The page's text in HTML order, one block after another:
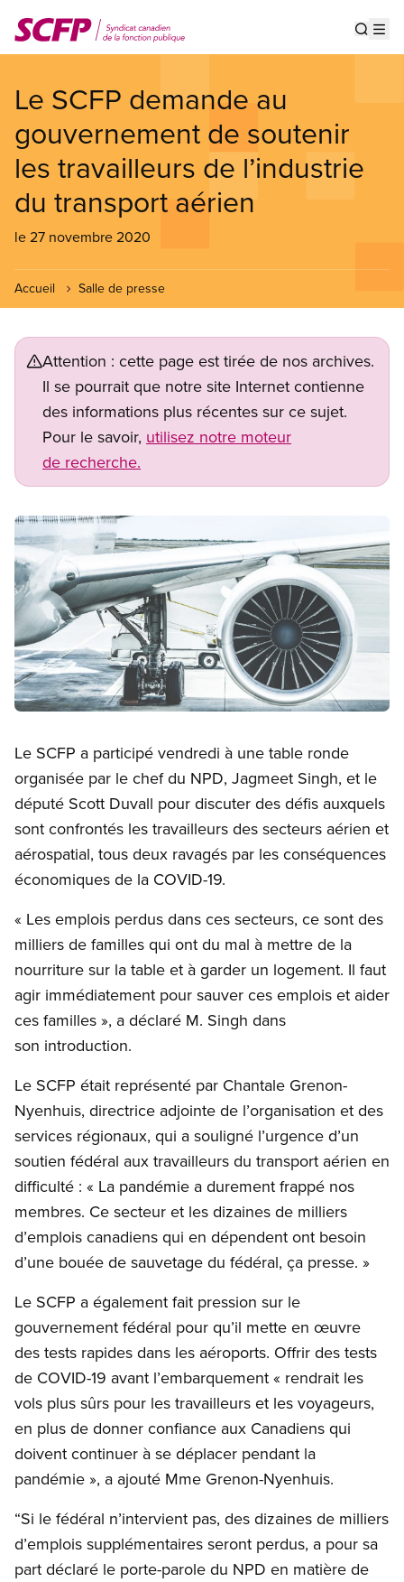
au
contenu
Le SCFP demande au
gouvernement de soutenir
les travailleurs de l’industrie
du transport aérien
le 27 novembre 2020
Accueil Salle de presse
Attention : cette page est tirée de nos archives.
Il se pourrait que notre site Internet contienne
des informations plus récentes sur ce sujet.
Pour le savoir, utilisez notre moteur
de recherche.
Image
Le SCFP a participé vendredi à une table ronde
organisée par le chef du NPD, Jagmeet Singh, et le
député Scott Duvall pour discuter des défis auxquels
sont confrontés les travailleurs des secteurs aérien et
aérospatial, tous deux ravagés par les conséquences
économiques de la COVID-19.
« Les emplois perdus dans ces secteurs, ce sont des
milliers de familles qui ont du mal à mettre de la
nourriture sur la table et à garder un logement. Il faut
agir immédiatement pour sauver ces emplois et aider
ces familles », a déclaré M. Singh dans
son introduction.
Le SCFP était représenté par Chantale Grenon-
Nyenhuis, directrice adjointe de l’organisation et des
services régionaux, qui a souligné l’urgence d’un
soutien fédéral aux travailleurs du transport aérien en
difficulté : « La pandémie a durement frappé nos
membres. Ce secteur et les dizaines de milliers
d’emplois canadiens qui en dépendent ont besoin
d’une bouée de sauvetage du fédéral, ça presse. »
Le SCFP a également fait pression sur le
gouvernement fédéral pour qu’il mette en œuvre
des tests rapides dans les aéroports. Offrir des tests
de COVID-19 avant l’embarquement « rendrait les
vols plus sûrs pour les travailleurs et les voyageurs,
en plus de donner confiance aux Canadiens qui
doivent continuer à se déplacer pendant la
pandémie », a ajouté Mme Grenon-Nyenhuis.
“Si le fédéral n’intervient pas, des dizaines de milliers
d’emplois supplémentaires seront perdus, a pour sa
part déclaré le porte-parole du NPD en matière de